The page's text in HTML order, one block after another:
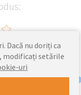
Dacă nu doriți ca
modificați setările
uri